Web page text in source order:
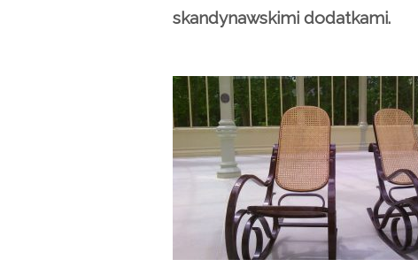
skandynawskimi dodatkami.